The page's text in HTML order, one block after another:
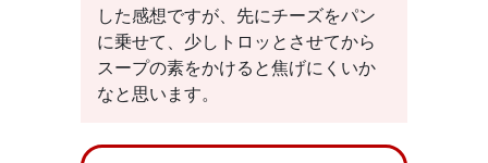
した感想ですが、先にチーズをパン
に乗せて、少しトロッとさせてから
スープの素をかけると焦げにくいか
なと思います。